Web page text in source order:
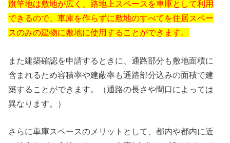
旗竿地は敷地が広く、路地上スペースを車庫として利用
できるので、車庫を作らずに敷地のすべてを住居スペー
スのみの建物に敷地に使用することができます。
また建築確認を申請するときに、通路部分も敷地面積に
含まれるため容積率や建蔽率も通路部分込みの面積で建
築することができます。（通路の長さや間口によっては
異なります。）
さらに車庫スペースのメリットとして、都内や都内に近